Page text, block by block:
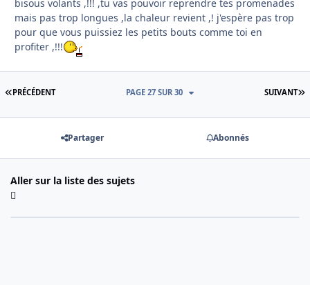
bisous volants ,!!! ,tu vas pouvoir reprendre tes promenades
mais pas trop longues ,la chaleur revient ,! j'espère pas trop
pour que vous puissiez les petits bouts comme toi en
profiter ,!!!
PREMIÈRE PAGE
PRÉCÉDENT SUIVANT
PAGE 27 SUR 30
Partager Abonnés
Aller sur la liste des sujets